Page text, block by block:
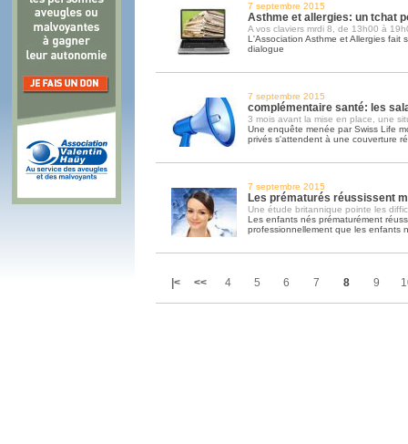
7 septembre 2015
Asthme et allergies: un tchat
A vos claviers mrdi 8, de 13h00 à
L'Association Asthme et Allergies fait
dialogue
7 septembre 2015
complémentaire santé: les
3 mois avant la mise en place, une
Une enquête menée par Swiss Life
privés s'attendent à une couverture
7 septembre 2015
Les prématurés réussissent
Une étude britannique pointe les
Les enfants nés prématurément
professionnellement que les enfants
|< << 4 5 6 7 8 9